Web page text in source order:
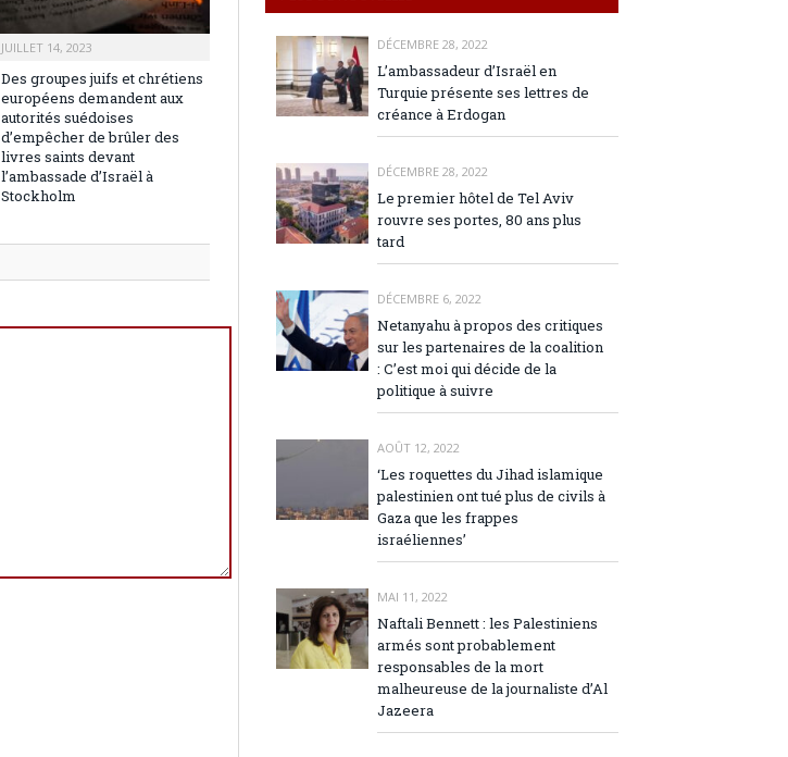
JUILLET 14, 2023
Des groupes juifs et chrétiens
européens demandent aux
autorités suédoises
d’empêcher de brûler des
livres saints devant
l’ambassade d’Israël à
Stockholm
DÉCEMBRE 28, 2022
L’ambassadeur d’Israël en
Turquie présente ses lettres de
créance à Erdogan
DÉCEMBRE 28, 2022
Le premier hôtel de Tel Aviv
rouvre ses portes, 80 ans plus
tard
DÉCEMBRE 6, 2022
Netanyahu à propos des critiques
sur les partenaires de la coalition
: C’est moi qui décide de la
politique à suivre
AOÛT 12, 2022
‘Les roquettes du Jihad islamique
palestinien ont tué plus de civils à
Gaza que les frappes
israéliennes’
MAI 11, 2022
Naftali Bennett : les Palestiniens
armés sont probablement
responsables de la mort
malheureuse de la journaliste d’Al
Jazeera